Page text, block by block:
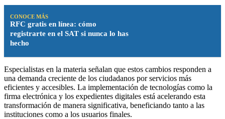
CONOCE MÁS
RFC gratis en línea: cómo
registrarte en el SAT si nunca lo has
hecho
Especialistas en la materia señalan que estos cambios responden a
una demanda creciente de los ciudadanos por servicios más
eficientes y accesibles. La implementación de tecnologías como la
firma electrónica y los expedientes digitales está acelerando esta
transformación de manera significativa, beneficiando tanto a las
instituciones como a los usuarios finales.